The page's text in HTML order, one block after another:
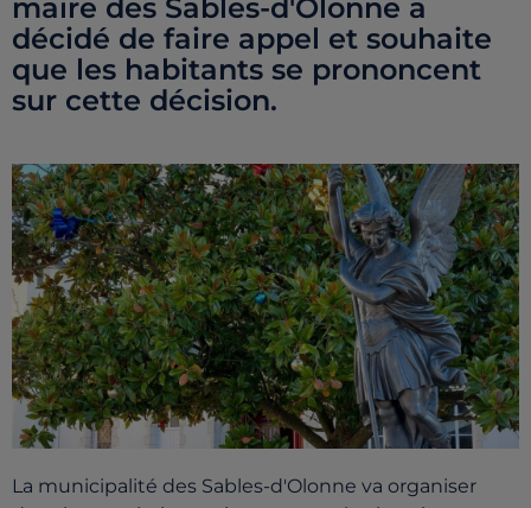
maire des Sables-d'Olonne a
décidé de faire appel et souhaite
que les habitants se prononcent
sur cette décision.
La municipalité des Sables-d'Olonne va organiser